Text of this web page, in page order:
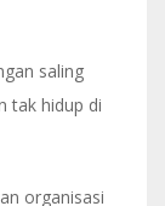
saling
tak hidup di
organisasi